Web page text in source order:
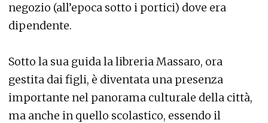
negozio (all’epoca sotto i portici) dove era
dipendente.
Sotto la sua guida la libreria Massaro, ora
gestita dai figli, è diventata una presenza
importante nel panorama culturale della città,
ma anche in quello scolastico, essendo il